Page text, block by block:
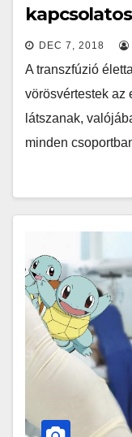
DEC 7, 2018
A transzfúzió
vörösvértestek az
látszanak,
minden